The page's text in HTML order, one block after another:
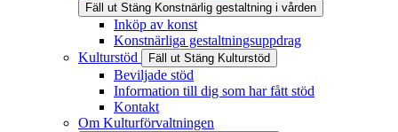
Fäll ut Stäng Konstnärlig gestaltning i vården
Inköp av konst
Konstnärliga gestaltningsuppdrag
Kulturstöd
Fäll ut Stäng Kulturstöd
Beviljade stöd
Information till dig som har fått stöd
Kontakt
Om Kulturförvaltningen